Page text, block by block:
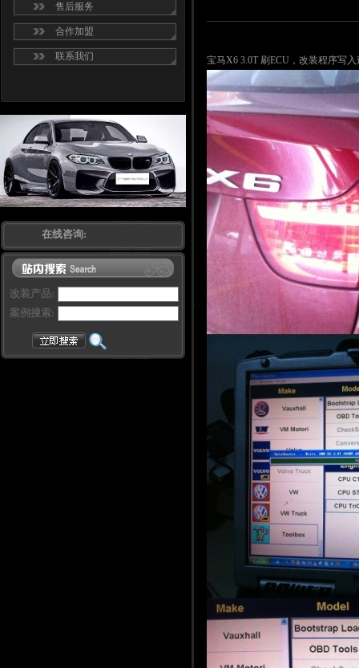
售后服务
合作加盟
联系我们
在线咨询:
改装产品:
案例搜索:
宝马X6 3.0T 刷ECU，改装程序写